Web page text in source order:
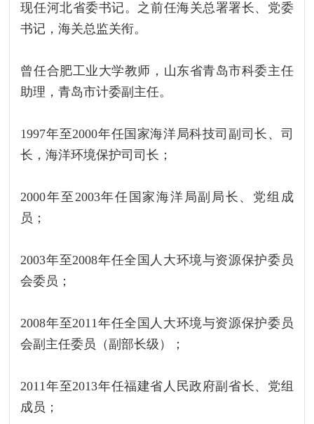
现任河北省委书记。之前任海关总署署长、党委
书记，海关总监关衔。
曾任合肥工业大学教师，山东省青岛市科委主任
助理，青岛市计委副主任。
1997年至2000年任国家海洋局科技司副司长、司
长，海洋环境保护司司长；
2000年至2003年任国家海洋局副局长、党组成
员；
2003年至2008年任全国人大环境与资源保护委员
会委员；
2008年至2011年任全国人大环境与资源保护委员
会副主任委员（副部长级）；
2011年至2013年任福建省人民政府副省长、党组
成员；